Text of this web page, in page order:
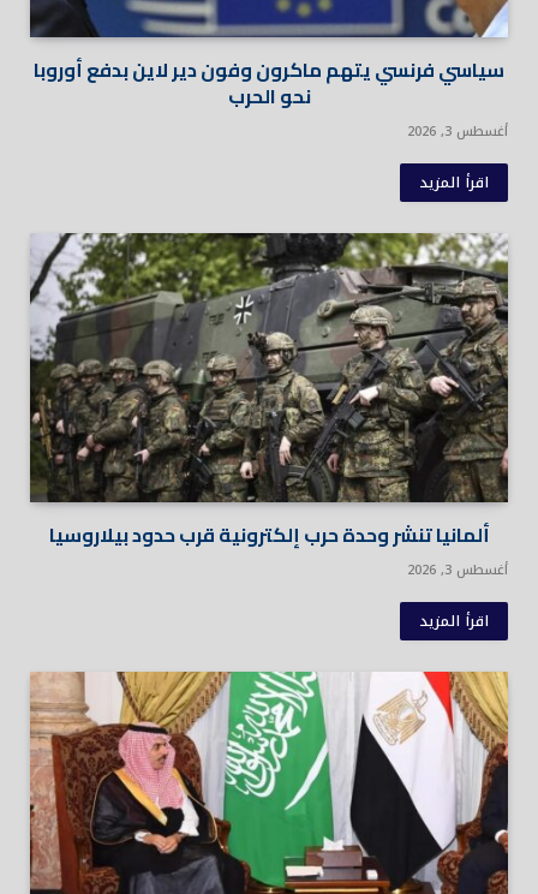
سياسي فرنسي يتهم ماكرون وفون دير لاين بدفع أوروبا
نحو الحرب
أغسطس 3, 2026
اقرأ المزيد
ألمانيا تنشر وحدة حرب إلكترونية قرب حدود بيلاروسيا
أغسطس 3, 2026
اقرأ المزيد